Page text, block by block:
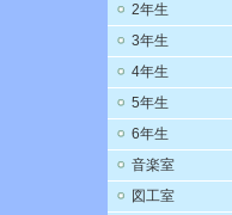
2年生
3年生
4年生
5年生
6年生
音楽室
図工室